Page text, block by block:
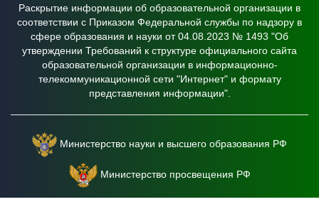
Раскрытие информации об образовательной организации в
соответствии с Приказом Федеральной службы по надзору в
сфере образования и науки от 04.08.2023 № 1493 "Об
утверждении Требований к структуре официального сайта
образовательной организации в информационно-
телекоммуникационной сети "Интернет" и формату
представления информации".
Министерство науки и высшего образования РФ
Министерство просвещения РФ